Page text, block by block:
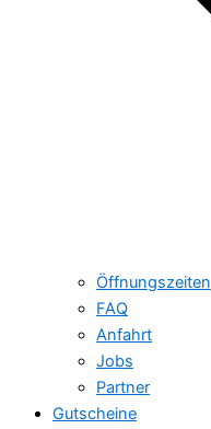
Öffnungszeiten
FAQ
Anfahrt
Jobs
Partner
Gutscheine